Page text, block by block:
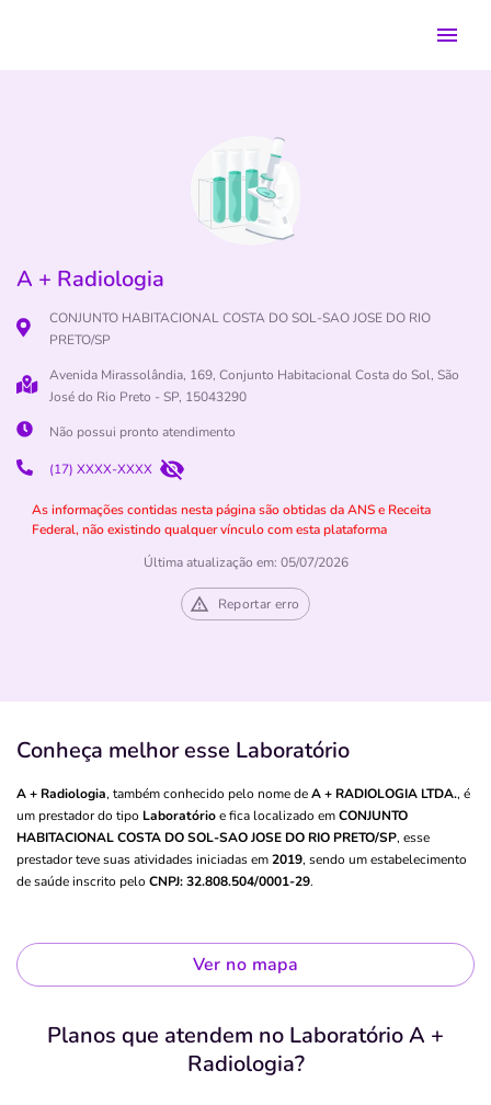
A + Radiologia
CONJUNTO HABITACIONAL COSTA DO SOL-SAO JOSE DO RIO
PRETO/SP
Avenida Mirassolândia, 169, Conjunto Habitacional Costa do Sol, São
José do Rio Preto - SP, 15043290
Não possui pronto atendimento
(17) XXXX-XXXX
As informações contidas nesta página são obtidas da ANS e Receita
Federal, não existindo qualquer vínculo com esta plataforma
Última atualização em: 05/07/2026
Reportar erro
Conheça melhor esse Laboratório
A + Radiologia, também conhecido pelo nome deA + RADIOLOGIA LTDA., é
um prestador do tipo Laboratórioe fica localizado emCONJUNTO
HABITACIONAL COSTA DO SOL-SAO JOSE DO RIO PRETO/SP, esse
prestador teve suas atividades iniciadas em2019, sendo um estabelecimento
de saúde inscrito pelo CNPJ: 32.808.504/0001-29.
Ver no mapa
Planos que atendem no Laboratório A +
Radiologia?